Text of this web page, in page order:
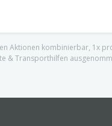
Aktionen kombinierbar, 1x
& Transporthilfen